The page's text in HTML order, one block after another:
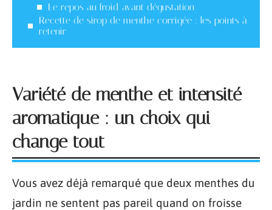
Le repos au froid avant dégustation
Recette de sirop de menthe corrigée : les points à
retenir
Variété de menthe et intensité
aromatique : un choix qui
change tout
Vous avez déjà remarqué que deux menthes du
jardin ne sentent pas pareil quand on froisse